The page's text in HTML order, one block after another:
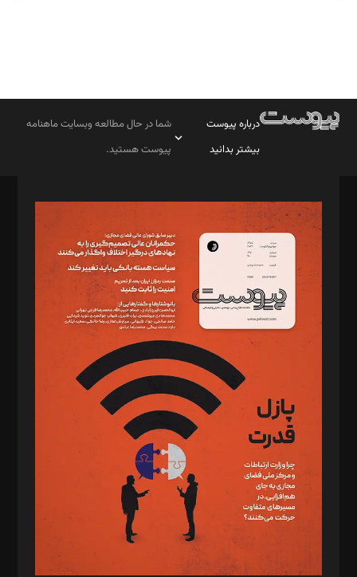
درباره پیوست
بیشتر بدانید
شما در حال مطالعه وبسایت ماهنامه
پیوست هستید.
مدیر مسئول: محمدباقر اثنی‌عشری
سردبیر: مهرک محمودی
دبیر تحریریه: میثم قاسمی
د‌بیر ناداستان: سمانه سمیع
د‌بیر خدمت و تجارت: ابوالفضل رجبی
د‌بیر حقوق فناوری: حسام‌الدین ایپکچی
د‌بیر پیوست جهان: مینا پاکدل
د‌بیر تحریریه آنلاین: بابک نقاش
تحریریه‌: مجتبی محمود‌ی، آرش برهمند، یسنا امان‌پور، سروش کرمیان،
مصطفی مسجدی آرانی، ابوالفضل رجبی، زهرا فکرانه، فائزه فتحی
رستمی،مصطفی باستان
ویرایش: نگار استاد‌‌آقا
طراح یونیفرم: مجید توکلی
فیلمبرداری و عکاسی: امیر شفیعی، مانی لطفی زاده
گرافیک و صفحه‌آرایی: سید‌سبحان‌علی ثابت
مد‌یر توسعه تجاری: کامبیز برید‌
امور مالی: شاپور رهبری، محمد‌ کاظمی‌نیا